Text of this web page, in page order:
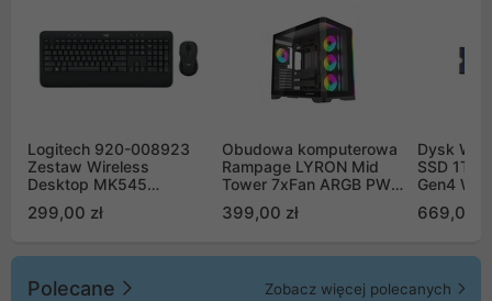
Logitech 920-008923
Zestaw Wireless
Desktop MK545
299,00 zł
Obudowa komputerowa
Rampage LYRON Mid
Tower 7xFan ARGB PWM
399,00 zł
Dysk WD
SSD 1TB
Gen4
669,00
Polecane Zobacz więcej polecanych